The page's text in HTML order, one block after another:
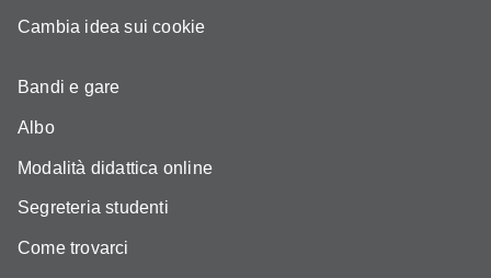
Cambia idea sui cookie
Bandi e gare
Albo
Modalità didattica online
Segreteria studenti
Come trovarci